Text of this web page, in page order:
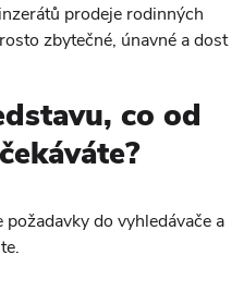
prodeje rodinných
zbytečné, únavné a dost
co od
do vyhledávače a